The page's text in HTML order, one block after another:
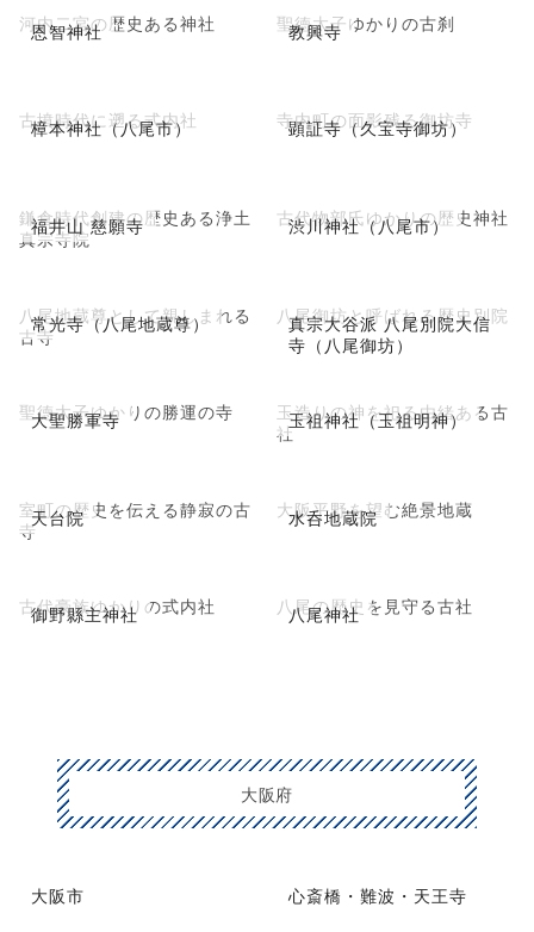
恩智神社
河内二宮の歴史ある神社 教興寺
聖徳太子ゆかりの古刹
樟本神社（八尾市）
古墳時代に遡る式内社 顕証寺（久宝寺御坊）
寺内町の面影残る御坊寺
福井山 慈願寺
鎌倉時代創建の歴史ある浄土
真宗寺院
渋川神社（八尾市）
古代物部氏ゆかりの歴史神社
常光寺（八尾地蔵尊）
八尾地蔵尊として親しまれる
古寺
真宗大谷派 八尾別院大信
寺（八尾御坊）
八尾御坊と呼ばれる歴史別院
大聖勝軍寺
聖徳太子ゆかりの勝運の寺 玉祖神社（玉祖明神）
玉造りの神を祀る由緒ある古
社
天台院
室町の歴史を伝える静寂の古
寺
水呑地蔵院
大阪平野を望む絶景地蔵
御野縣主神社
古代豪族ゆかりの式内社 八尾神社
八尾の歴史を見守る古社
大阪府
大阪市 心斎橋・難波・天王寺